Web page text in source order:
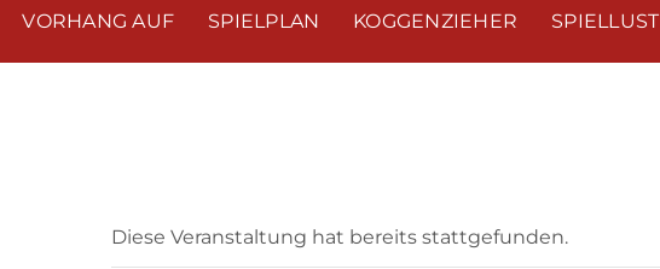
VORHANG AUF SPIELPLAN KOGGENZIEHER SPIELLUST
Diese Veranstaltung hat bereits stattgefunden.